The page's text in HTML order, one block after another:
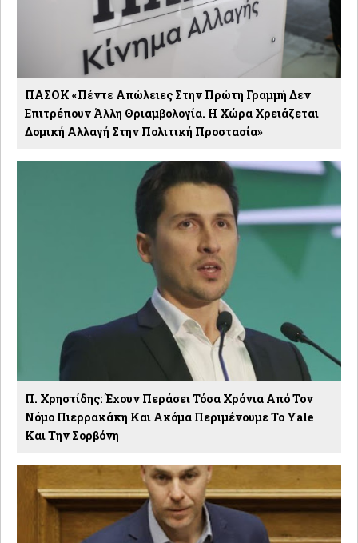
ΠΑΣΟΚ «Πέντε Απώλειες Στην Πρώτη Γραμμή Δεν
Επιτρέπουν Άλλη Θριαμβολογία. Η Χώρα Χρειάζεται
Δομική Αλλαγή Στην Πολιτική Προστασία»
Π. Χρηστίδης: Έχουν Περάσει Τόσα Χρόνια Από Τον
Νόμο Πιερρακάκη Και Ακόμα Περιμένουμε Το Yale
Και Την Σορβόνη